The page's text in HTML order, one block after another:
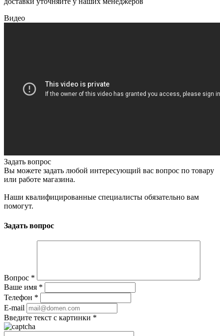
Видео
Задать вопрос
Вы можете задать любой интересующий вас вопрос по товару
или работе магазина.
Наши квалифицированные специалисты обязательно вам
помогут.
Задать вопрос
Вопрос *
Ваше имя *
Телефон *
E-mail
Введите текст с картинки *